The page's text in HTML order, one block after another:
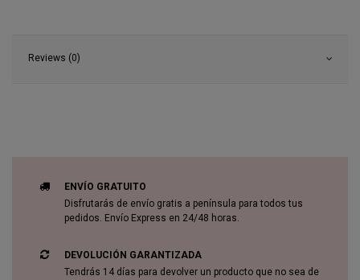
Reviews (0)
ENVÍO GRATUITO
Disfrutarás de envío gratis a península para todos tus
pedidos. Envío Express en 24/48 horas.
DEVOLUCIÓN GARANTIZADA
Tendrás 14 días para devolver un producto que no sea de